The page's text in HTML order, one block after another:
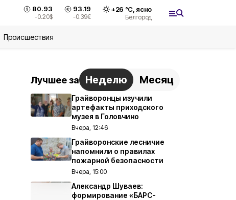
80.93
-0.20$
93.19
-0.39€
+26 °С, ясно
Белгород
Происшествия
Лучшее за Неделю Месяц
Грайворонцы изучили
артефакты приходского
музея в Головчино
Вчера, 12:46
Грайворонские лесничие
напомнили о правилах
пожарной безопасности
Вчера, 15:00
Александр Шуваев:
формирование «БАРС-